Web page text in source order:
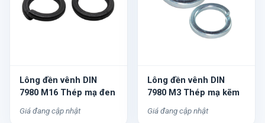
Lông đền vênh DIN
7980 M16 Thép mạ đen
Giá đang cập nhật
Lông đền vênh DIN
7980 M3 Thép mạ kẽm
Giá đang cập nhật